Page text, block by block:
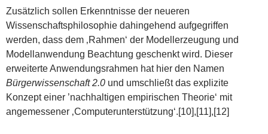
Zusätzlich sollen Erkenntnisse der neueren
Wissenschaftsphilosophie dahingehend aufgegriffen
werden, dass dem ‚Rahmen‘ der Modellerzeugung und
Modellanwendung Beachtung geschenkt wird. Dieser
erweiterte Anwendungsrahmen hat hier den Namen
Bürgerwissenschaft 2.0 und umschließt das explizite
Konzept einer ’nachhaltigen empirischen Theorie‘ mit
angemessener ‚Computerunterstützung‘.[10],[11],[12]